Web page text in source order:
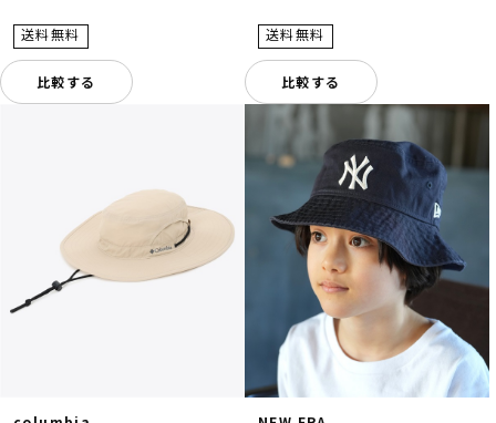
比較する 比較する